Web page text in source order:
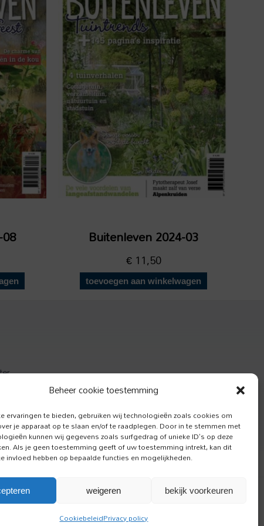
Beheer cookie toestemming
ervaringen te bieden, gebruiken wij technologieën zoals cookies om
je apparaat op te slaan en/of te raadplegen. Door in te stemmen met
kunnen wij gegevens zoals surfgedrag of unieke ID's op deze
Als je geen toestemming geeft of uw toestemming intrekt, kan dit
invloed hebben op bepaalde functies en mogelijkheden.
weigeren bekijk voorkeuren
CookiebeleidPrivacy policy
Buitenleven 2024-03
€11,50
toevoegen aan winkelwagen